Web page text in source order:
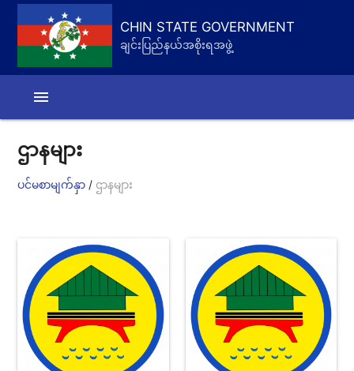
CHIN STATE GOVERNMENT
ချင်းပြည်နယ်အစိုးရအဖွဲ့
menu
ဌာနများ
ပင်မစာမျက်နှာ / ဌာနများ